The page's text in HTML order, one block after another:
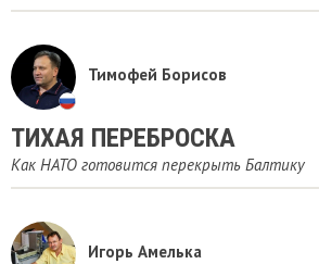
Тимофей Борисов
ТИХАЯ ПЕРЕБРОСКА
Как НАТО готовится перекрыть Балтику
Игорь Амелька